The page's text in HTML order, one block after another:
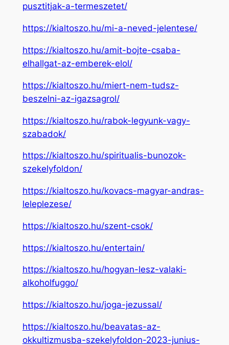
pusztitjak-a-termeszetet/
https://kialtoszo.hu/mi-a-neved-jelentese/
https://kialtoszo.hu/amit-bojte-csaba-
elhallgat-az-emberek-elol/
https://kialtoszo.hu/miert-nem-tudsz-
beszelni-az-igazsagrol/
https://kialtoszo.hu/rabok-legyunk-vagy-
szabadok/
https://kialtoszo.hu/spiritualis-bunozok-
szekelyfoldon/
https://kialtoszo.hu/kovacs-magyar-andras-
leleplezese/
https://kialtoszo.hu/szent-csok/
https://kialtoszo.hu/entertain/
https://kialtoszo.hu/hogyan-lesz-valaki-
alkoholfuggo/
https://kialtoszo.hu/joga-jezussal/
https://kialtoszo.hu/beavatas-az-
okkultizmusba-szekelyfoldon-2023-junius-